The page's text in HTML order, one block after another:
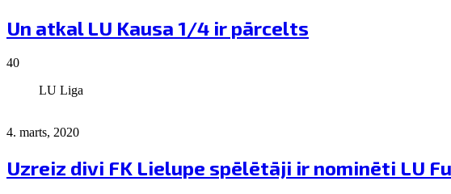
Un atkal LU Kausa 1/4 ir pārcelts
40
LU Liga
4. marts, 2020
Uzreiz divi FK Lielupe spēlētāji ir nominēti LU